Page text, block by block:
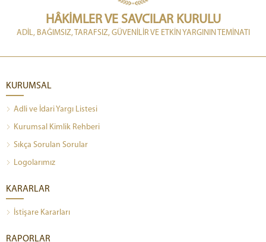
HÂKİMLER VE SAVCILAR KURULU
ADİL, BAĞIMSIZ, TARAFSIZ, GÜVENİLİR VE ETKİN YARGININ TEMİNATI
KURUMSAL
Adli ve İdari Yargı Listesi
Kurumsal Kimlik Rehberi
Sıkça Sorulan Sorular
Logolarımız
KARARLAR
İstişare Kararları
RAPORLAR